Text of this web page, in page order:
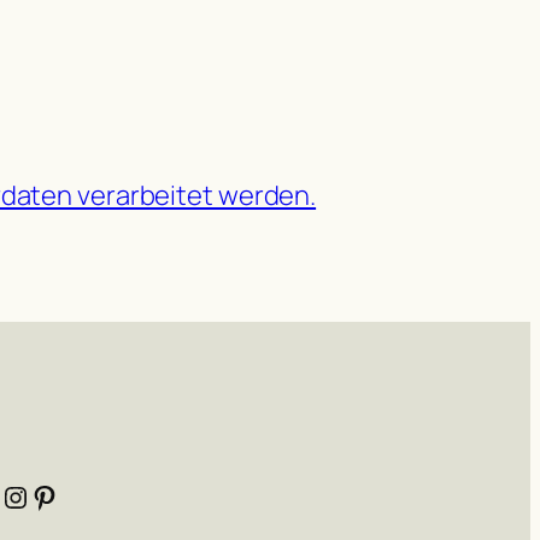
verarbeitet werden.
Instagram Pinterest